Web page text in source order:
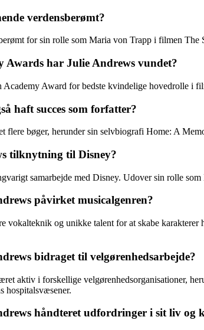
verdensberømt?
for sin rolle som Maria von Trapp i filmen
Awards har Julie Andrews vundet?
Academy Award for bedste kvindelige hovedrolle i
haft succes som forfatter?
flere bøger, herunder sin selvbiografi Home: A
tilknytning til Disney?
samarbejde med Disney. Udover sin rolle
påvirket musicalgenren?
vokalteknik og unikke talent for at skabe
bidraget til velgørenhedsarbejde?
aktiv i forskellige velgørenhedsorganisationer,
hospitalsvæsener.
håndteret udfordringer i sit liv og